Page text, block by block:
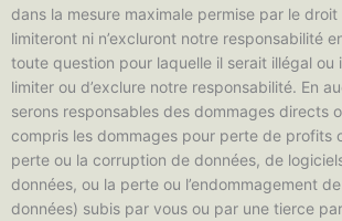
dans la mesure maximale permise par le
limiteront ni n’excluront notre responsabilité
toute question pour laquelle il serait illégal ou
limiter ou d’exclure notre responsabilité. En
serons responsables des dommages directs
compris les dommages pour perte de profits
perte ou la corruption de données, de
données, ou la perte ou l’endommagement
données) subis par vous ou par une tierce